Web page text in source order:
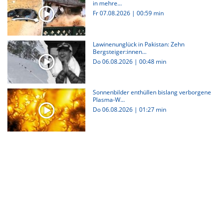
in mehre...
Fr 07.08.2026 | 00:59 min
Lawinenunglück in Pakistan: Zehn
Bergsteiger:innen...
Do 06.08.2026 | 00:48 min
Sonnenbilder enthüllen bislang verborgene
Plasma-W...
Do 06.08.2026 | 01:27 min